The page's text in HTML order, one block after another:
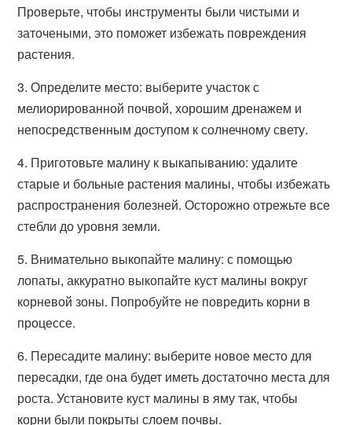
Проверьте, чтобы инструменты были чистыми и
заточеными, это поможет избежать повреждения
растения.
3. Определите место: выберите участок с
мелиорированной почвой, хорошим дренажем и
непосредственным доступом к солнечному свету.
4. Приготовьте малину к выкапыванию: удалите
старые и больные растения малины, чтобы избежать
распространения болезней. Осторожно отрежьте все
стебли до уровня земли.
5. Внимательно выкопайте малину: с помощью
лопаты, аккуратно выкопайте куст малины вокруг
корневой зоны. Попробуйте не повредить корни в
процессе.
6. Пересадите малину: выберите новое место для
пересадки, где она будет иметь достаточно места для
роста. Установите куст малины в яму так, чтобы
корни были покрыты слоем почвы.